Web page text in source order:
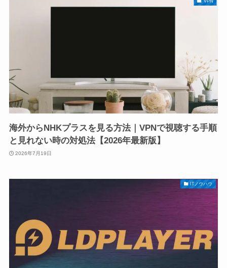
海外からNHKプラスを見る方法｜VPNで視聴する手順
と見れない時の対処法【2026年最新版】
2026年7月19日
ITノウハウ